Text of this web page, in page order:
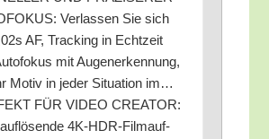
Ver­las­sen Sie sich
AF, Track­ing in Echt­zeit
mit Augen­er­ken­nung,
Motiv in jeder Situa­ti­on im…
FÜR VIDEO CREATOR:
4K-HDR-Film­auf­